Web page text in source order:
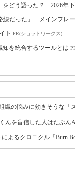
どう語った？ 2026年
線だった」 メインフレ
ト PR(ショットワークス)
を統合するツールとは
織の悩みに効きそうな「
んを盲信した人はたぶん
よるクロニクル「Burn